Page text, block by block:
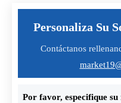
Personaliza Su
Contáctanos
Por favor, especifique